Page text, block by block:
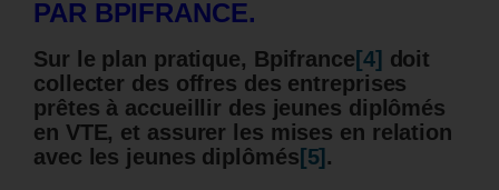
PAR BPIFRANCE.
Sur le plan pratique, Bpifrance [4] doit
collecter des offres des entreprises
prêtes à accueillir des jeunes diplômés
en VTE, et assurer les mises en relation
avec les jeunes diplômés [5] .